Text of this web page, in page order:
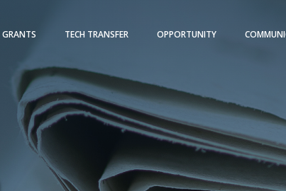
GRANTS TECH TRANSFER OPPORTUNITY